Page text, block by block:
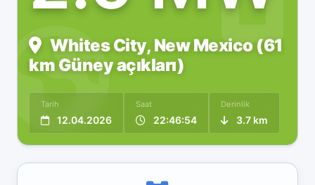
Whites City, New Mexico (61
km Güney açıkları)
Tarih
12.04.2026
Saat
22:46:54
Derinlik
3.7 km